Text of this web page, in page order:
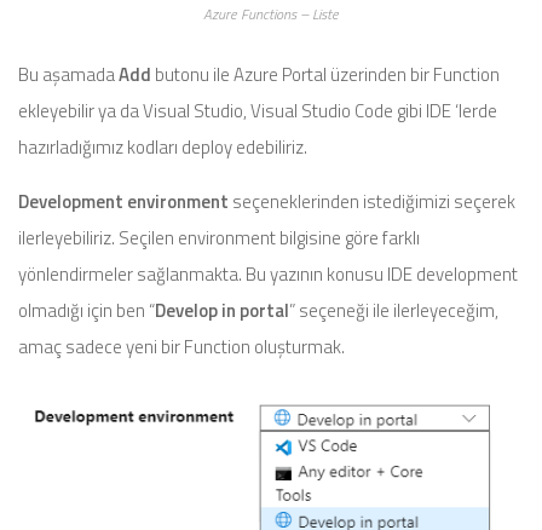
Azure Functions – Liste
Bu aşamadaAdd butonu ile Azure Portal üzerinden bir Function
ekleyebilir ya da Visual Studio, Visual Studio Code gibi IDE ‘lerde
hazırladığımız kodları deploy edebiliriz.
Development environment seçeneklerinden istediğimizi seçerek
ilerleyebiliriz. Seçilen environment bilgisine göre farklı
yönlendirmeler sağlanmakta. Bu yazının konusu IDE development
olmadığı için ben “Develop in portal” seçeneği ile ilerleyeceğim,
amaç sadece yeni bir Function oluşturmak.